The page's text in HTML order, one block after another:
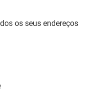
os seus endereços